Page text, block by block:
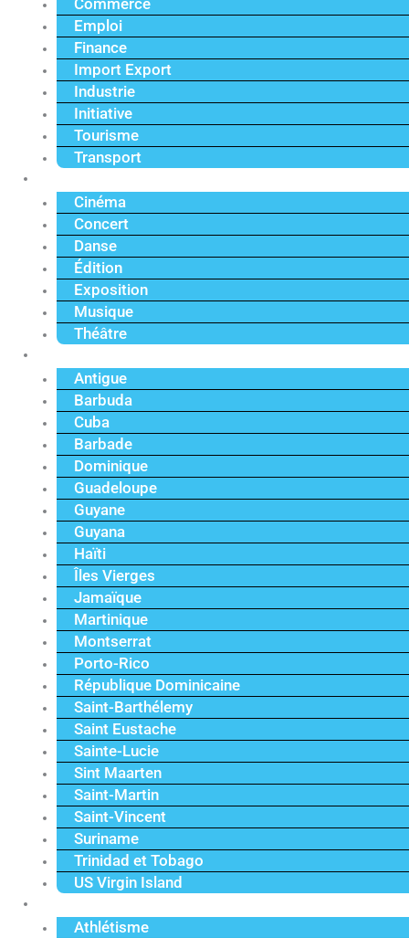
Commerce
Emploi
Finance
Import Export
Industrie
Initiative
Tourisme
Transport
Cinéma
Concert
Danse
Édition
Exposition
Musique
Théâtre
Antigue
Barbuda
Cuba
Barbade
Dominique
Guadeloupe
Guyane
Guyana
Haïti
Îles Vierges
Jamaïque
Martinique
Montserrat
Porto-Rico
République Dominicaine
Saint-Barthélemy
Saint Eustache
Sainte-Lucie
Sint Maarten
Saint-Martin
Saint-Vincent
Suriname
Trinidad et Tobago
US Virgin Island
Athlétisme